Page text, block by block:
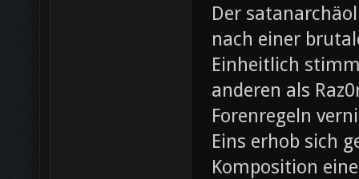
Der
nach einer
Einheitlich
anderen als
Forenregeln
Eins erhob sich
Komposition